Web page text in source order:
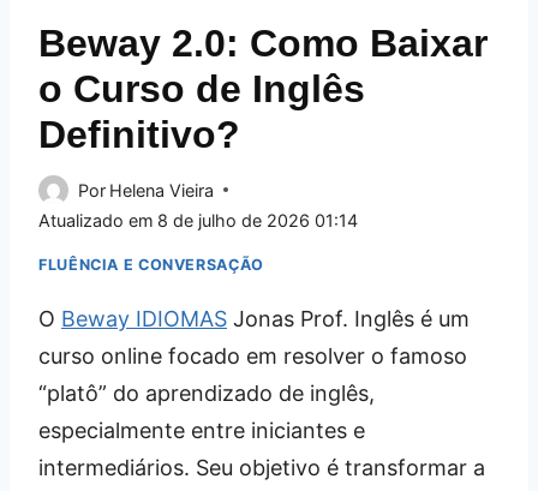
Beway 2.0: Como Baixar
o Curso de Inglês
Definitivo?
Por Helena Vieira
Atualizado em 8 de julho de 2026 01:14
FLUÊNCIA E CONVERSAÇÃO
O Beway IDIOMAS Jonas Prof. Inglês é um
curso online focado em resolver o famoso
“platô” do aprendizado de inglês,
especialmente entre iniciantes e
intermediários. Seu objetivo é transformar a